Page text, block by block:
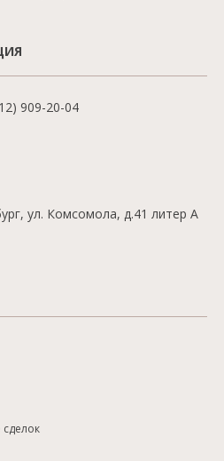
909-20-04
ул. Комсомола, д.41 литер А